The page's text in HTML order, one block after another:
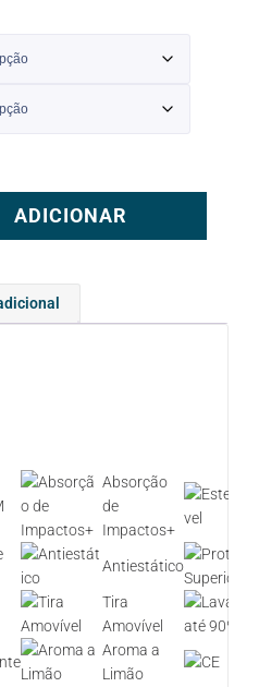
ADICIONAR
Absorção
de
Impactos+
Antiestático
Tira
Amovível
Aroma a
Limão